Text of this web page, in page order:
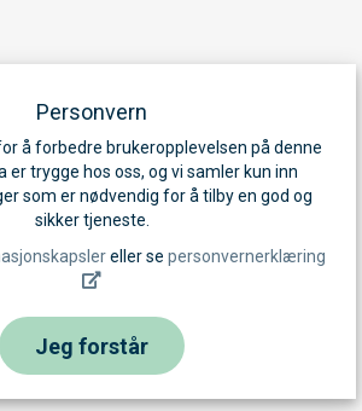
Personvern
å forbedre brukeropplevelsen på denne
er trygge hos oss, og vi samler kun inn
som er nødvendig for å tilby en god og
sikker tjeneste.
eller se personvernerklæring
Jeg forstår